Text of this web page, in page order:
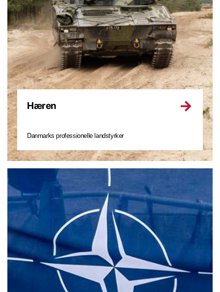
Hæren
Danmarks professionelle landstyrker